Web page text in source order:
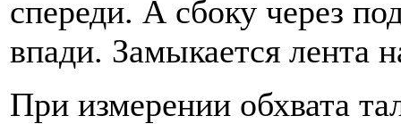
спереди. А сбоку через
впади. Замыкается лента
При измерении обхвата